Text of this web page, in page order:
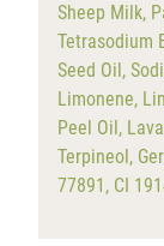
Sheep Milk,
Tetrasodium
Seed Oil,
Limonene,
Peel Oil,
Terpineol,
77891, CI